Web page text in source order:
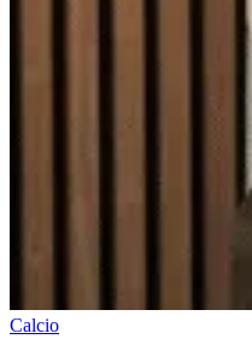
Calcio